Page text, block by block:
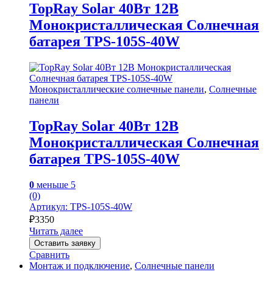
TopRay Solar 40Вт 12В
Монокристаллическая Солнечная
батарея TPS-105S-40W
Монокристаллические солнечные панели, Солнечные
панели
TopRay Solar 40Вт 12В
Монокристаллическая Солнечная
батарея TPS-105S-40W
0 меньше 5
(0)
Артикул: TPS-105S-40W
₽3350
Читать далее
Оставить заявку
Сравнить
Монтаж и подключение, Солнечные панели